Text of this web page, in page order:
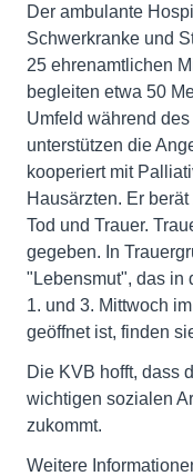
Der ambulante
Schwerkranke und
25 ehrenamtlichen
begleiten etwa 50
Umfeld während
unterstützen die
kooperiert mit
Hausärzten. Er
Tod und Trauer.
gegeben. In
"Lebensmut", das in
1. und 3. Mittwoch
geöffnet ist, finden
Die KVB hofft, dass
wichtigen sozialen
zukommt.
Weitere